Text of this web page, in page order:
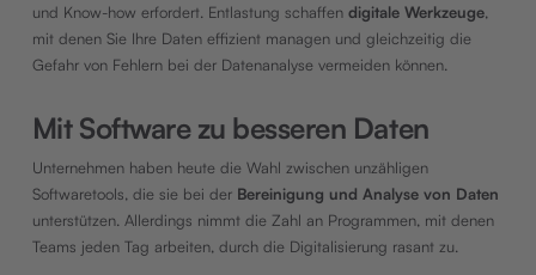
und Know-how erfordert. Entlastung schaffen digitale Werkzeuge,
mit denen Sie Ihre Daten effizient managen und gleichzeitig die
Gefahr von Fehlern bei der Datenanalyse vermeiden können.
Mit Software zu besseren Daten
Unternehmen haben heute die Wahl zwischen unzähligen
Softwaretools, die sie bei derBereinigung und Analyse von Daten
unterstützen. Allerdings nimmt die Zahl an Programmen, mit denen
Teams jeden Tag arbeiten, durch die Digitalisierung rasant zu.